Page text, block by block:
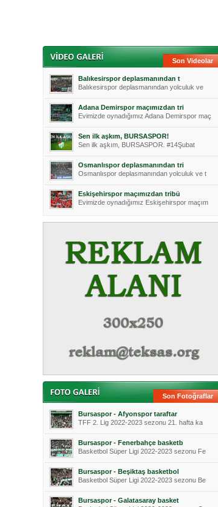
Son Videolar
Balıkesirspor deplasmanından t
Balıkesirspor deplasmanından yolculuk ve
Adana Demirspor maçımızdan tri
Evimizde oynadığımız Adana Demirspor maç
Sen ilk aşkım, BURSASPOR!
Sen ilk aşkım, BURSASPOR. #14Şubat
Osmanlıspor deplasmanından tri
Osmanlıspor deplasmanından yolculuk ve t
Eskişehirspor maçımızdan tribü
Evimizde oynadığımız Eskişehirspor maçım
Son Fotoğraflar
Bursaspor - Afyonspor taraftar
TFF 2. Lig 2022-2023 sezonu 21. hafta ka
Bursaspor - Fenerbahçe basketb
Basketbol Süper Ligi 2022-2023 sezonu Fe
Bursaspor - Beşiktaş basketbol
Basketbol Süper Ligi 2022-2023 sezonu Be
Bursaspor - Galatasaray basket